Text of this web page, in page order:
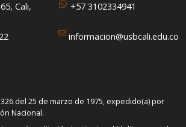
Cali,
+57 3102334941
informacion@usbcali.edu.co
del 25 de marzo de 1975, expedido(a) por
Nacional.